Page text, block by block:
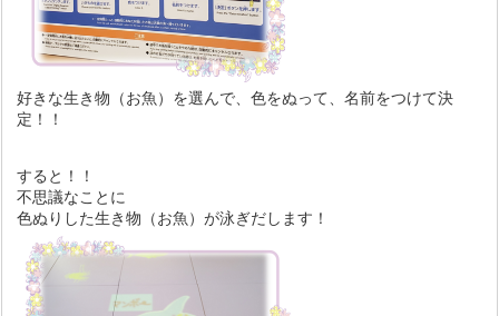
好きな生き物（お魚）を選んで、色をぬって、名前をつけて決
定！！
すると！！
不思議なことに
色ぬりした生き物（お魚）が泳ぎだします！